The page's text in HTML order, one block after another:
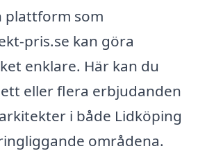
plattform som
pris.se kan göra
enklare. Här kan du
eller flera erbjudanden
i både Lidköping
områdena.